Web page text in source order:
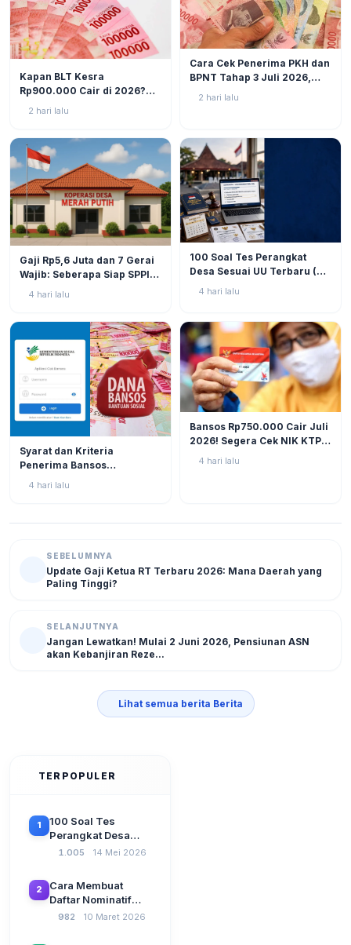
Kapan BLT Kesra
Rp900.000 Cair di 2026?
Simak Prediksi dan
2 hari lalu
Cara Cek Penerima PKH dan
BPNT Tahap 3 Juli 2026,
2 hari lalu
Gaji Rp5,6 Juta dan 7 Gerai
Wajib: Seberapa Siap SPPI
4 hari lalu
100 Soal Tes Perangkat
Desa Sesuai UU Terbaru (UU
No. 3 Tahun 2024 & PP No.
4 hari lalu
Syarat dan Kriteria
Penerima Bansos
4 hari lalu
Bansos Rp750.000 Cair Juli
2026! Segera Cek NIK KTP
4 hari lalu
SEBELUMNYA
Update Gaji Ketua RT Terbaru 2026: Mana Daerah yang
Paling Tinggi?
SELANJUTNYA
Jangan Lewatkan! Mulai 2 Juni 2026, Pensiunan ASN
akan Kebanjiran Reze...
Lihat semua berita Berita
TERPOPULER
1
100 Soal Tes
Perangkat Desa
Terbaru 2026
CAT Berbasis UU
Desa No. 3 Tahun
2024
1.005 14 Mei 2026
2
Cara Membuat
Daftar Nominatif
Siltap di Aplikasi
982 10 Maret 2026